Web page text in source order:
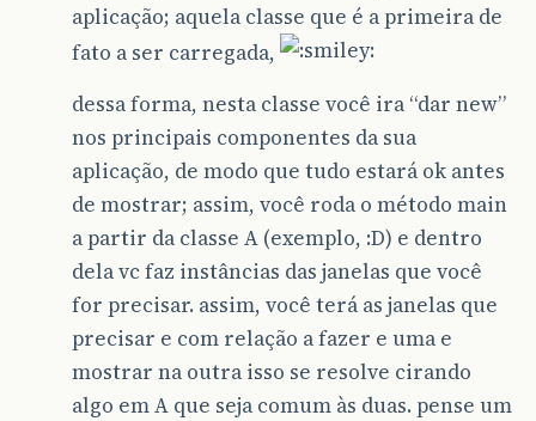
aplicação; aquela classe que é a primeira de
fato a ser carregada,
dessa forma, nesta classe você ira “dar new”
nos principais componentes da sua
aplicação, de modo que tudo estará ok antes
de mostrar; assim, você roda o método main
a partir da classe A (exemplo, :D) e dentro
dela vc faz instâncias das janelas que você
for precisar. assim, você terá as janelas que
precisar e com relação a fazer e uma e
mostrar na outra isso se resolve cirando
algo em A que seja comum às duas. pense um